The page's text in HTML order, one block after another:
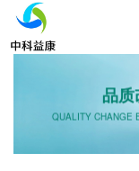
品
QUALITY CHANGE